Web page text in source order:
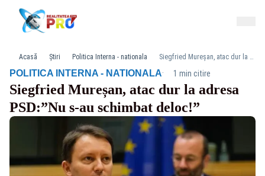
Acasă Știri Politica Interna - nationala Siegfried Mureșan, atac dur la adresa PSD:”Nu s-au schimbat deloc!”
POLITICA INTERNA - NATIONALA· 1 min citire
Siegfried Mureșan, atac dur la adresa
PSD:”Nu s-au schimbat deloc!”